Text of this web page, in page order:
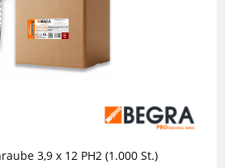
3,9 x 12 PH2 (1.000 St.)